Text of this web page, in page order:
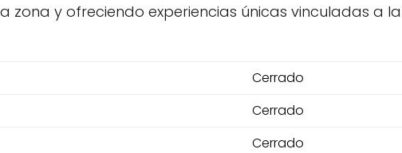
y ofreciendo experiencias únicas vinculadas a
Cerrado
Cerrado
Cerrado